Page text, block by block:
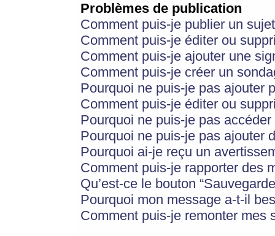
Problèmes de publication
Comment puis-je publier un
Comment puis-je éditer ou
Comment puis-je ajouter une
Comment puis-je créer un
Pourquoi ne puis-je pas ajouter
Comment puis-je éditer ou
Pourquoi ne puis-je pas
Pourquoi ne puis-je pas ajouter
Pourquoi ai-je reçu un
Comment puis-je rapporter des
Qu’est-ce le bouton
Pourquoi mon message a-t-il
Comment puis-je remonter mes